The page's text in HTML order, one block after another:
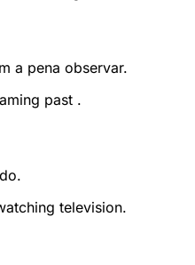
a pena observar.
past .
television.